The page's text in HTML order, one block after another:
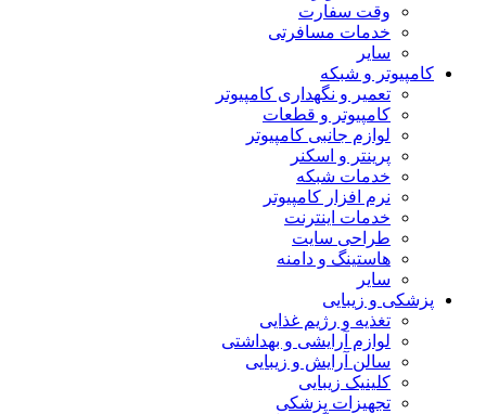
وقت سفارت
خدمات مسافرتی
سایر
کامپیوتر و شبکه
تعمیر و نگهداری کامپیوتر
کامپیوتر و قطعات
لوازم جانبی کامپیوتر
پرینتر و اسکنر
خدمات شبکه
نرم افزار کامپیوتر
خدمات اینترنت
طراحی سایت
هاستینگ و دامنه
سایر
پزشکی و زیبایی
تغذیه و رژیم غذایی
لوازم آرایشی و بهداشتی
سالن آرایش و زیبایی
کلینیک زیبایی
تجهیزات پزشکی